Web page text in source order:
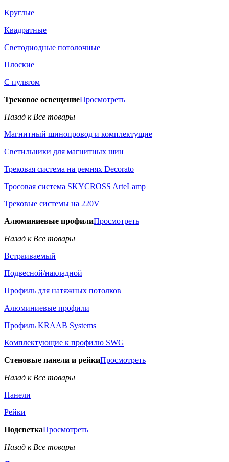
Круглые
Квадратные
Светодиодные потолочные
Плоские
С пультом
Трековое освещениеПросмотреть
Назад к Все товары
Магнитный шинопровод и комплектущие
Светильники для магнитных шин
Трековая система на ремнях Decorato
Тросовая система SKYCROSS ArteLamp
Трековые системы на 220V
Алюминиевые профилиПросмотреть
Назад к Все товары
Встраиваемый
Подвесной/накладной
Профиль для натяжных потолков
Алюминиевые профили
Профиль KRAAB Systems
Комплектующие к профилю SWG
Стеновые панели и рейкиПросмотреть
Назад к Все товары
Панели
Рейки
ПодсветкаПросмотреть
Назад к Все товары